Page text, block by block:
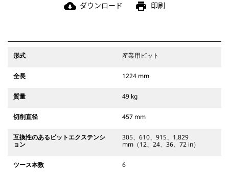
cloud_download ダウンロード print 印刷
形式 産業用ビット
全長 1224 mm
質量 49 kg
切削直径 457 mm
互換性のあるビットエクステンシ
ョン
305、610、915、1,829
mm（12、24、36、72 in）
ツース本数 6